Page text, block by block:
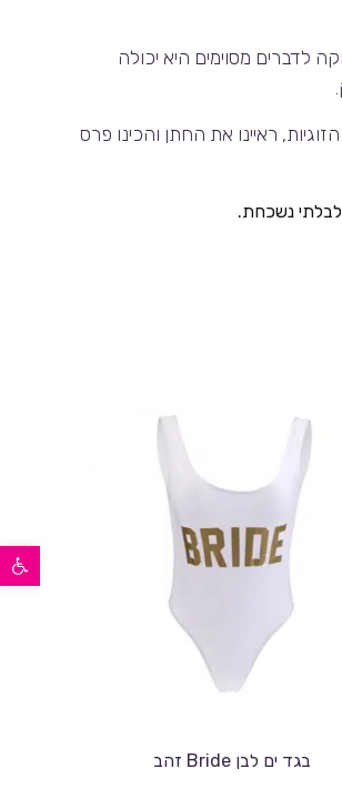
פתח סרגל נגישות
לדברים מסוימים היא יכולה
ראיינו את החתן והכינו פרס
נשכחת.
בגד ים לבן Bride זהב